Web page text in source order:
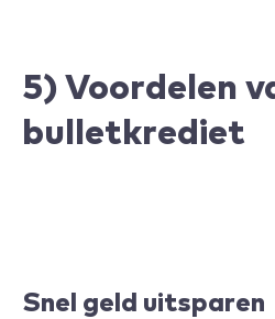
5) Voordelen
bulletkrediet
Snel geld uitsparen